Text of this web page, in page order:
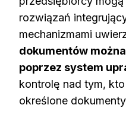
rozwiązań
mechanizmami
dokumentów
poprzez system
kontrolę nad tym,
określone